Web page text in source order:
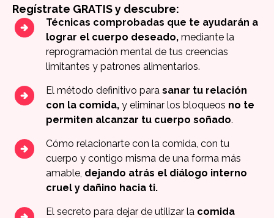
Regístrate GRATIS y descubre:
Técnicas comprobadas que te ayudarán a
lograr el cuerpo deseado, mediante la
reprogramación mental de tus creencias
limitantes y patrones alimentarios.
El método definitivo para sanar tu relación
con la comida, y eliminar los bloqueos no te
permiten alcanzar tu cuerpo soñado.
Cómo relacionarte con la comida, con tu
cuerpo y contigo misma de una forma más
amable, dejando atrás el diálogo interno
cruel y dañino hacia ti.
El secreto para dejar de utilizar la comida